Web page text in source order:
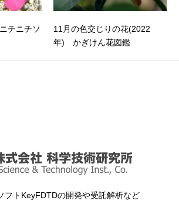
チニチソ
11月の色交じりの花(2022
年) かぎけん花図鑑
フトKeyFDTDの開発や受託解析など